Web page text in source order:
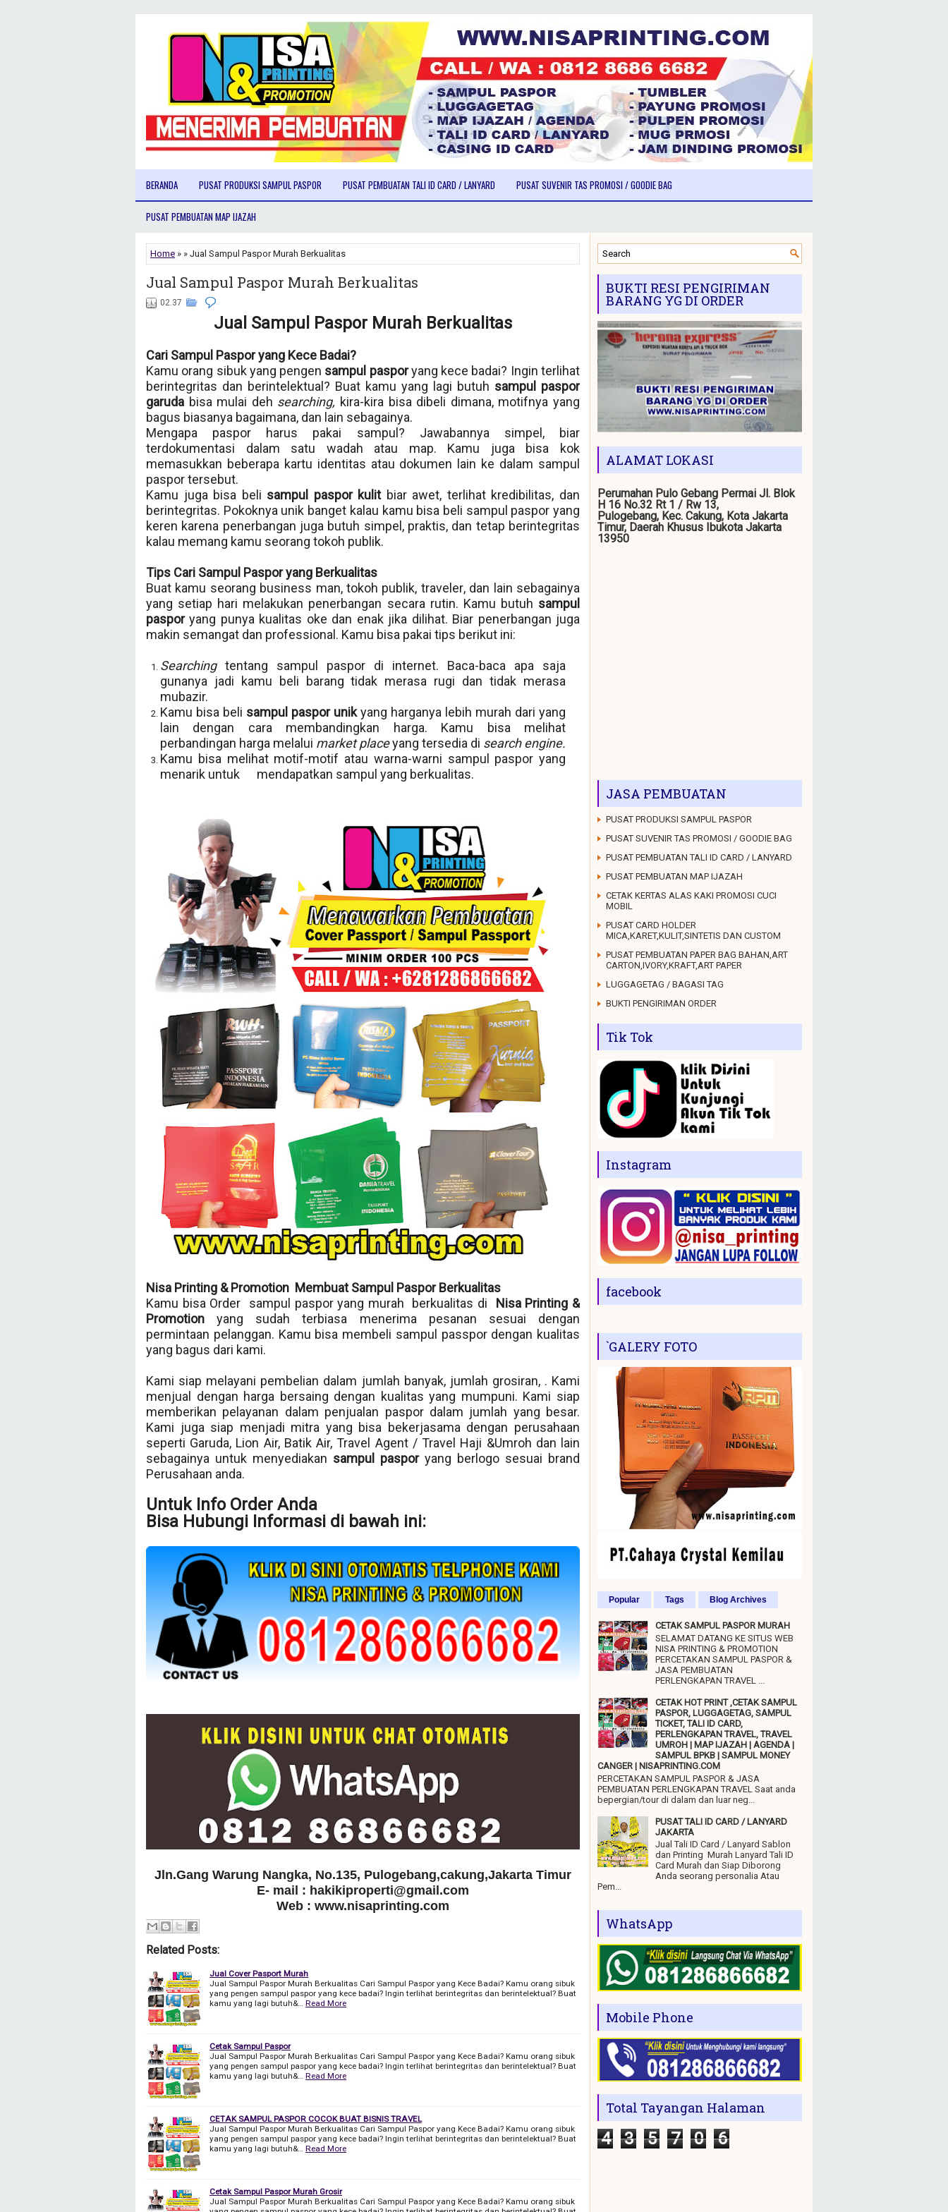
BERANDA PUSAT PRODUKSI SAMPUL PASPOR PUSAT PEMBUATAN TALI ID CARD / LANYARD PUSAT SUVENIR TAS PROMOSI / GOODIE BAG
PUSAT PEMBUATAN MAP IJAZAH
Home » » Jual Sampul Paspor Murah Berkualitas
Jual Sampul Paspor Murah Berkualitas
02.37
Jual Sampul Paspor Murah Berkualitas
Cari Sampul Paspor yang Kece Badai?
Kamu orang sibuk yang pengen sampul pasporyang kece badai? Ingin terlihat
berintegritas dan berintelektual? Buat kamu yang lagi butuh sampul paspor
garuda bisa mulai deh searching, kira-kira bisa dibeli dimana, motifnya yang
bagus biasanya bagaimana, dan lain sebagainya.
Mengapa paspor harus pakai sampul? Jawabannya simpel, biar
terdokumentasi dalam satu wadah atau map. Kamu juga bisa kok
memasukkan beberapa kartu identitas atau dokumen lain ke dalam sampul
paspor tersebut.
Kamu juga bisa beli sampul paspor kulit biar awet, terlihat kredibilitas, dan
berintegritas. Pokoknya unik banget kalau kamu bisa beli sampul paspor yang
keren karena penerbangan juga butuh simpel, praktis, dan tetap berintegritas
kalau memang kamu seorang tokoh publik.
Tips Cari Sampul Paspor yang Berkualitas
Buat kamu seorang business man, tokoh publik, traveler, dan lain sebagainya
yang setiap hari melakukan penerbangan secara rutin. Kamu butuh sampul
pasporyang punya kualitas oke dan enak jika dilihat. Biar penerbangan juga
makin semangat dan professional. Kamu bisa pakai tips berikut ini:
Searching tentang sampul paspor di internet. Baca-baca apa saja
gunanya jadi kamu beli barang tidak merasa rugi dan tidak merasa
mubazir.
Kamu bisa beli sampul paspor unikyang harganya lebih murah dari yang
lain dengan cara membandingkan harga. Kamu bisa melihat
perbandingan harga melalui market placeyang tersedia di search engine.
Kamu bisa melihat motif-motif atau warna-warni sampul paspor yang
menarik untuk mendapatkan sampul yang berkualitas.
Nisa Printing & Promotion Membuat Sampul Paspor Berkualitas
Kamu bisa Order sampul paspor yang murah berkualitas di
Nisa Printing &
Promotionyang sudah terbiasa menerima pesanan sesuai dengan
permintaan pelanggan. Kamu bisa membeli sampul passpor dengan kualitas
yang bagus dari kami.
Kami siap melayani pembelian dalam jumlah banyak, jumlah grosiran, . Kami
menjual dengan harga bersaing dengan kualitas yang mumpuni. Kami siap
memberikan pelayanan dalam penjualan paspor dalam jumlah yang besar.
Kami juga siap menjadi mitra yang bisa bekerjasama dengan perusahaan
seperti Garuda, Lion Air, Batik Air, Travel Agent / Travel Haji &Umroh dan lain
sebagainya untuk menyediakan sampul paspor yang berlogo sesuai brand
Perusahaan anda.
Untuk Info Order Anda
Bisa Hubungi Informasi di bawah ini:
Jln.Gang Warung Nangka, No.135, Pulogebang,cakung,Jakarta Timur
E- mail : hakikiproperti@gmail.com
Web : www.nisaprinting.com
Related Posts:
Jual Cover Pasport Murah
Jual Sampul Paspor Murah Berkualitas Cari Sampul Paspor yang Kece Badai? Kamu orang sibuk
yang pengen sampul paspor yang kece badai? Ingin terlihat berintegritas dan berintelektual? Buat
kamu yang lagi butuh&…
Read More
Cetak Sampul Paspor
Jual Sampul Paspor Murah Berkualitas Cari Sampul Paspor yang Kece Badai? Kamu orang sibuk
yang pengen sampul paspor yang kece badai? Ingin terlihat berintegritas dan berintelektual? Buat
kamu yang lagi butuh&…
Read More
CETAK SAMPUL PASPOR COCOK BUAT BISNIS TRAVEL
Jual Sampul Paspor Murah Berkualitas Cari Sampul Paspor yang Kece Badai? Kamu orang sibuk
yang pengen sampul paspor yang kece badai? Ingin terlihat berintegritas dan berintelektual? Buat
kamu yang lagi butuh&…
Read More
Cetak Sampul Paspor Murah Grosir
Jual Sampul Paspor Murah Berkualitas Cari Sampul Paspor yang Kece Badai? Kamu orang sibuk
BUKTI RESI PENGIRIMAN
BARANG YG DI ORDER
ALAMAT LOKASI
Perumahan Pulo Gebang Permai Jl. Blok
H 16 No.32 Rt 1 / Rw 13,
Pulogebang, Kec. Cakung, Kota Jakarta
Timur, Daerah Khusus Ibukota Jakarta
13950
JASA PEMBUATAN
PUSAT PRODUKSI SAMPUL PASPOR
PUSAT SUVENIR TAS PROMOSI / GOODIE BAG
PUSAT PEMBUATAN TALI ID CARD / LANYARD
PUSAT PEMBUATAN MAP IJAZAH
CETAK KERTAS ALAS KAKI PROMOSI CUCI
MOBIL
PUSAT CARD HOLDER
MICA,KARET,KULIT,SINTETIS DAN CUSTOM
PUSAT PEMBUATAN PAPER BAG BAHAN,ART
CARTON,IVORY,KRAFT,ART PAPER
LUGGAGETAG / BAGASI TAG
BUKTI PENGIRIMAN ORDER
Tik Tok
Instagram
facebook
`GALERY FOTO
Popular Tags Blog Archives
CETAK SAMPUL PASPOR MURAH
SELAMAT DATANG KE SITUS WEB
NISA PRINTING & PROMOTION
PERCETAKAN SAMPUL PASPOR &
JASA PEMBUATAN
PERLENGKAPAN TRAVEL ...
CETAK HOT PRINT ,CETAK SAMPUL
PASPOR, LUGGAGETAG, SAMPUL
TICKET, TALI ID CARD,
PERLENGKAPAN TRAVEL, TRAVEL
UMROH | MAP IJAZAH | AGENDA |
SAMPUL BPKB | SAMPUL MONEY
CANGER | NISAPRINTING.COM
PERCETAKAN SAMPUL PASPOR & JASA
PEMBUATAN PERLENGKAPAN TRAVEL Saat anda
bepergian/tour di dalam dan luar neg...
PUSAT TALI ID CARD / LANYARD
JAKARTA
Jual Tali ID Card / Lanyard Sablon
dan Printing Murah Lanyard Tali ID
Card Murah dan Siap Diborong
Anda seorang personalia Atau
Pem...
WhatsApp
Mobile Phone
Total Tayangan Halaman
4 3 5 7 0 6